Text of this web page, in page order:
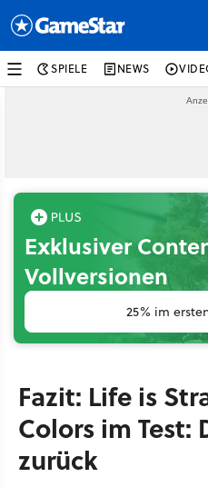
SPIELE NEWS
Exklusiver
Vollversionen
25% im
Fazit: Life is
Colors im Test:
zurück